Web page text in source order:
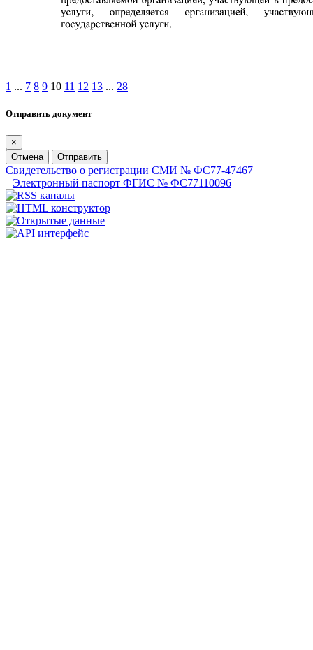
1 ... 7 8 9 10 11 12 13 ... 28
Отправить документ
×
Отмена
Отправить
Свидетельство о регистрации СМИ № ФС77-47467
Электронный паспорт ФГИС № ФС77110096